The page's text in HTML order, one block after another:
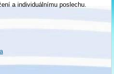
a individuálnímu poslechu.